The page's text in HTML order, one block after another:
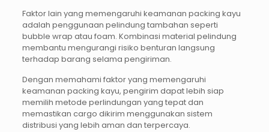
Faktor lain yang memengaruhi keamanan packing kayu
adalah penggunaan pelindung tambahan seperti
bubble wrap atau foam. Kombinasi material pelindung
membantu mengurangi risiko benturan langsung
terhadap barang selama pengiriman.
Dengan memahami faktor yang memengaruhi
keamanan packing kayu, pengirim dapat lebih siap
memilih metode perlindungan yang tepat dan
memastikan cargo dikirim menggunakan sistem
distribusi yang lebih aman dan terpercaya.